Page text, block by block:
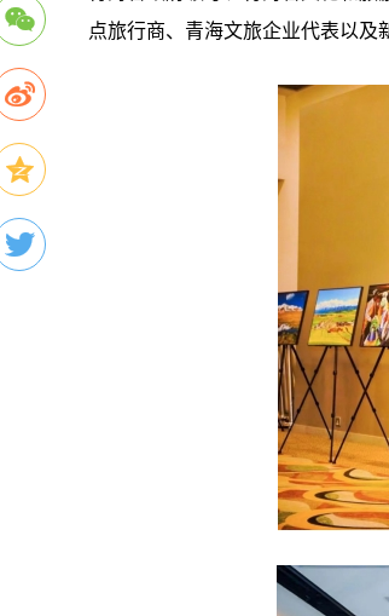
点旅行商、青海文旅企业代表以及